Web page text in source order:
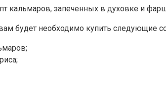
кальмаров, запеченных в духовке и
будет необходимо купить следующие